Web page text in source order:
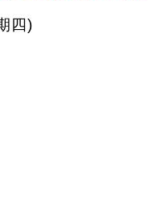
四)